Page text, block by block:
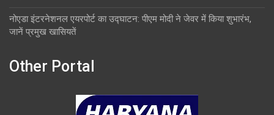
नोएडा इंटरनेशनल एयरपोर्ट का उद्घाटन: पीएम मोदी ने जेवर में किया शुभारंभ,
जानें प्रमुख खासियतें
Other Portal